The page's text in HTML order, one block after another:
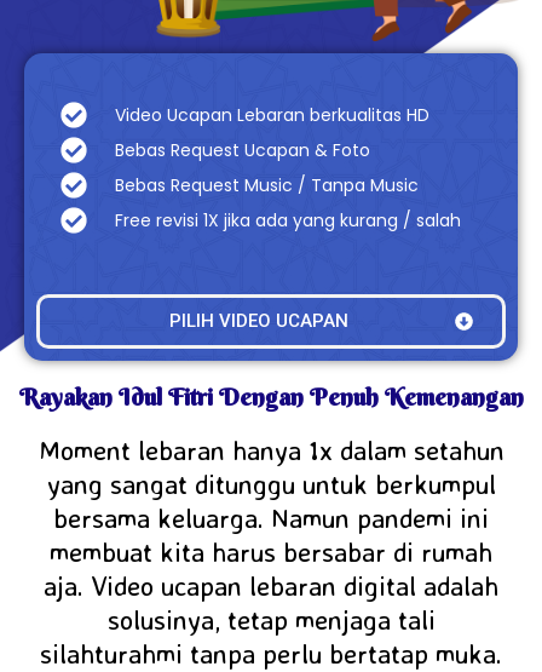
Video Ucapan Lebaran berkualitas HD
Bebas Request Ucapan & Foto
Bebas Request Music / Tanpa Music
Free revisi 1X jika ada yang kurang / salah
PILIH VIDEO UCAPAN
Rayakan Idul Fitri Dengan Penuh Kemenangan
Moment lebaran hanya 1x dalam setahun
yang sangat ditunggu untuk berkumpul
bersama keluarga. Namun pandemi ini
membuat kita harus bersabar di rumah
aja. Video ucapan lebaran digital adalah
solusinya, tetap menjaga tali
silahturahmi tanpa perlu bertatap muka.